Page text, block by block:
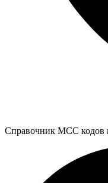
Справочник MCC кодов